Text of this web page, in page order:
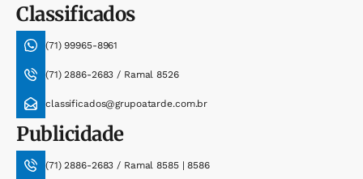
Classificados
(71) 99965-8961
(71) 2886-2683 / Ramal 8526
classificados@grupoatarde.com.br
Publicidade
(71) 2886-2683 / Ramal 8585 | 8586